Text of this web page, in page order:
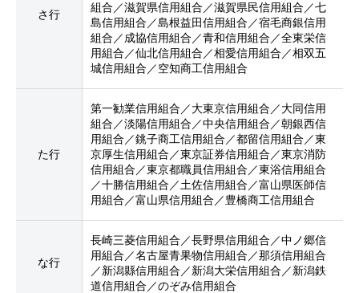
さ行
組合／滋賀県信用組合／滋賀県民信用組合／七
島信用組合／島根益田信用組合／宿毛商銀信用
組合／成協信用組合／青和信用組合／全東栄信
用組合／仙北信用組合／相愛信用組合／相双五
城信用組合／空知商工信用組合
た行
第一勧業信用組合／大東京信用組合／大同信用
組合／淡陽信用組合／中央信用組合／朝銀西信
用組合／銚子商工信用組合／都留信用組合／東
京厚生信用組合／東京証券信用組合／東京消防
信用組合／東京都職員信用組合／東浴信用組合
／十勝信用組合／土佐信用組合／富山県医師信
用組合／富山県信用組合／豊橋商工信用組合
な行
長崎三菱信用組合／長野県信用組合／中ノ郷信
用組合／名古屋青果物信用組合／那須信用組合
／新潟縣信用組合／新潟大栄信用組合／新潟鉄
道信用組合／のぞみ信用組合